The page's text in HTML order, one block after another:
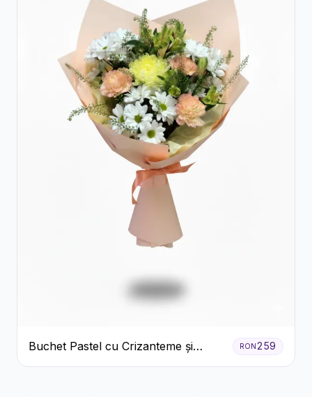
Buchet Pastel cu Crizanteme și
Garoafe
RON259